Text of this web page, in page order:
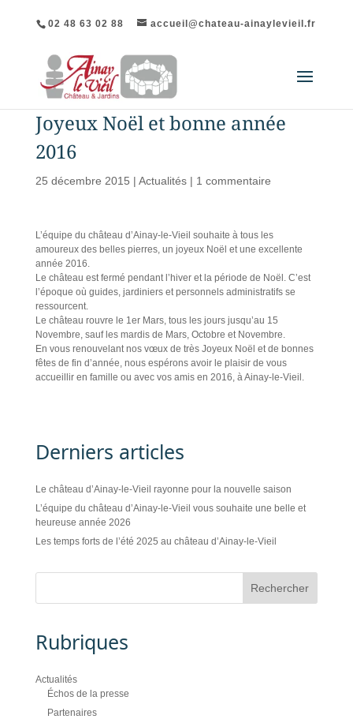
02 48 63 02 88 accueil@chateau-ainaylevieil.fr
Joyeux Noël et bonne année
2016
25 décembre 2015 | Actualités| 1 commentaire
L’équipe du château d’Ainay-le-Vieil souhaite à tous les
amoureux des belles pierres, un joyeux Noël et une excellente
année 2016.
Le château est fermé pendant l’hiver et la période de Noël. C’est
l’époque où guides, jardiniers et personnels administratifs se
ressourcent.
Le château rouvre le 1er Mars, tous les jours jusqu’au 15
Novembre, sauf les mardis de Mars, Octobre et Novembre.
En vous renouvelant nos vœux de très Joyeux Noël et de bonnes
fêtes de fin d’année, nous espérons avoir le plaisir de vous
accueillir en famille ou avec vos amis en 2016, à Ainay-le-Vieil.
Derniers articles
Le château d’Ainay-le-Vieil rayonne pour la nouvelle saison
L’équipe du château d’Ainay-le-Vieil vous souhaite une belle et
heureuse année 2026
Les temps forts de l’été 2025 au château d’Ainay-le-Vieil
Rubriques
Actualités
Échos de la presse
Partenaires